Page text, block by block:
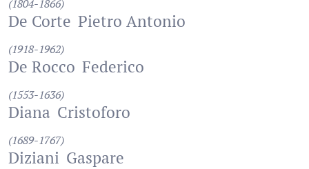
(1804-1866)
De Corte Pietro Antonio
(1918-1962)
De Rocco Federico
(1553-1636)
Diana Cristoforo
(1689-1767)
Diziani Gaspare